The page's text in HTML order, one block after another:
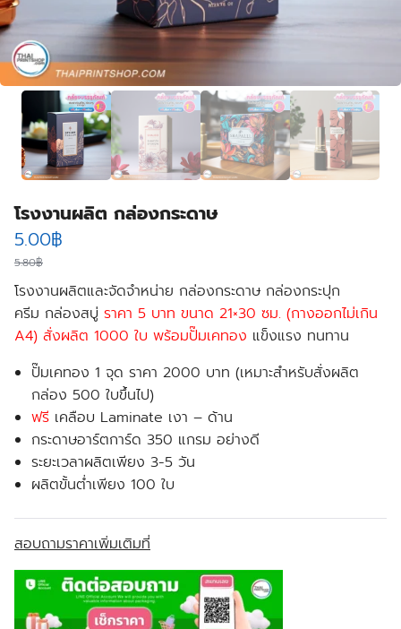
โรงงานผลิต กล่องกระดาษ
5.80฿
Original
price
was:
5.80฿.
5.00฿
is:
5.00฿.
โรงงานผลิตและจัดจำหน่าย กล่องกระดาษ กล่องกระปุก
ครีม กล่องสบู่ ราคา 5 บาท ขนาด 21×30 ซม. (กางออกไม่เกิน
A4) สั่งผลิต 1000 ใบ พร้อมปั๊มเคทอง แข็งแรง ทนทาน
ปั๊มเคทอง 1 จุด ราคา 2000 บาท (เหมาะสำหรับสั่งผลิต
กล่อง 500 ใบขึ้นไป)
ฟรี เคลือบ Laminate เงา – ด้าน
กระดาษอาร์ตการ์ด 350 แกรม อย่างดี
ระยะเวลาผลิตเพียง 3-5 วัน
ผลิตขั้นต่ำเพียง 100 ใบ
สอบถามราคาเพิ่มเติมที่